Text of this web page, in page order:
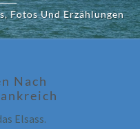
Fotos Und Erzählungen
Nach
Elsass.